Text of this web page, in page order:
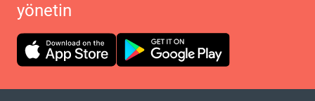
yönetin